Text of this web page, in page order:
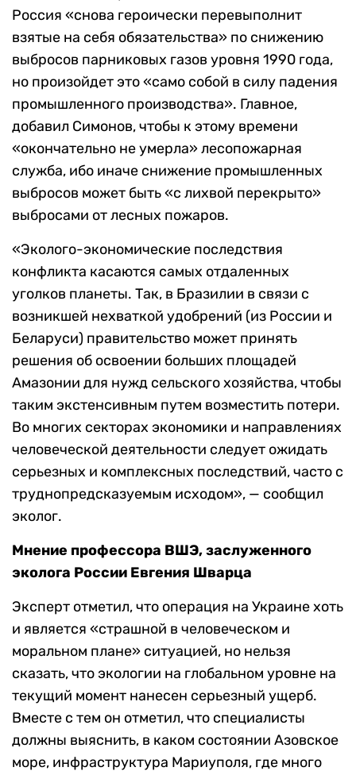
Россия «снова героически перевыполнит
взятые на себя обязательства» по снижению
выбросов парниковых газов уровня 1990 года,
но произойдет это «само собой в силу падения
промышленного производства». Главное,
добавил Симонов, чтобы к этому времени
«окончательно не умерла» лесопожарная
служба, ибо иначе снижение промышленных
выбросов может быть «с лихвой перекрыто»
выбросами от лесных пожаров.
«Эколого-экономические последствия
конфликта касаются самых отдаленных
уголков планеты. Так, в Бразилии в связи с
возникшей нехваткой удобрений (из России и
Беларуси) правительство может принять
решения об освоении больших площадей
Амазонии для нужд сельского хозяйства, чтобы
таким экстенсивным путем возместить потери.
Во многих секторах экономики и направлениях
человеческой деятельности следует ожидать
серьезных и комплексных последствий, часто с
труднопредсказуемым исходом», — сообщил
эколог.
Мнение профессора ВШЭ, заслуженного
эколога России Евгения Шварца
Эксперт отметил, что операция на Украине хоть
и является «страшной в человеческом и
моральном плане» ситуацией, но нельзя
сказать, что экологии на глобальном уровне на
текущий момент нанесен серьезный ущерб.
Вместе с тем он отметил, что специалисты
должны выяснить, в каком состоянии Азовское
море, инфраструктура Мариуполя, где много